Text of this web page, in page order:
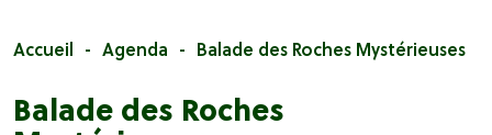
Accueil Agenda Balade des Roches Mystérieuses
Balade des Roches